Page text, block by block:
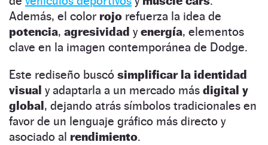
Además, el color rojo refuerza la idea de
potencia, agresividad yenergía, elementos
clave en la imagen contemporánea de Dodge.
Este rediseño buscó simplificar la identidad
visual y adaptarla a un mercado más digital y
global, dejando atrás símbolos tradicionales en
favor de un lenguaje gráfico más directo y
asociado al rendimiento.